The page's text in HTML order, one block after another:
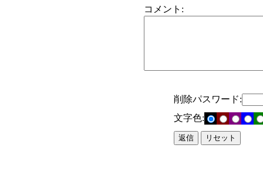
コメント:
削除パスワード:
文字色: